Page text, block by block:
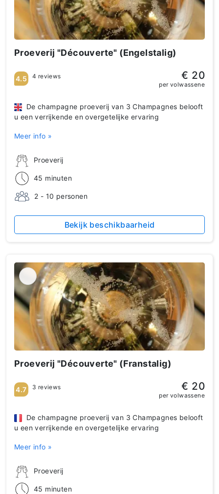
Proeverij "Découverte" (Engelstalig)
Proeverij
45 minuten
2 - 10 personen
De champagne proeverij van 3 Champagnes belooft
u een verrijkende en overgetelijke ervaring
Meer info »
4.5 4 reviews € 20
per volwassene
Bekijk beschikbaarheid
Proeverij "Découverte" (Franstalig)
Proeverij
45 minuten
De champagne proeverij van 3 Champagnes belooft
u een verrijkende en overgetelijke ervaring
Meer info »
4.7 3 reviews € 20
per volwassene